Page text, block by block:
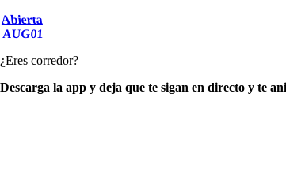
Abierta
AUG01
¿Eres corredor?
Descarga la app y deja que te sigan en directo y te